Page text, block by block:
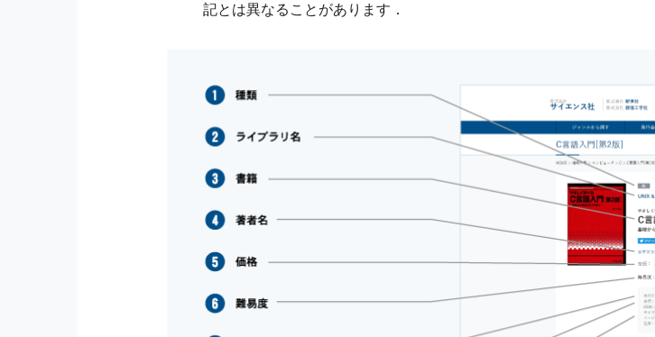
記とは異なることがあります．